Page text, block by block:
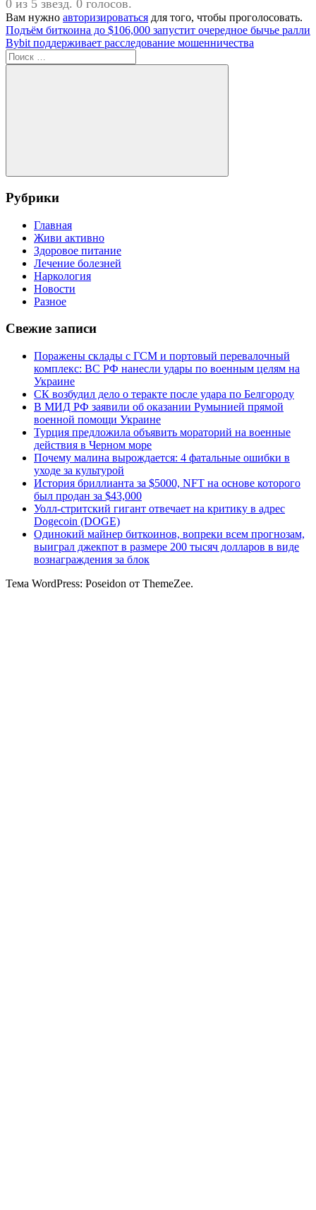
0 из 5 звезд. 0 голосов.
Вам нужно авторизироваться для того, чтобы проголосовать.
Навигация
по
записям
Предыдущая
запись:
Подъём биткоина до $106,000 запустит очередное бычье ралли
Следующая
запись:
Bybit поддерживает расследование мошенничества
Поиск
для:
Поиск
Рубрики
Главная
Живи активно
Здоровое питание
Лечение болезней
Наркология
Новости
Разное
Свежие записи
Поражены склады с ГСМ и портовый перевалочный
комплекс: ВС РФ нанесли удары по военным целям на
Украине
СК возбудил дело о теракте после удара по Белгороду
В МИД РФ заявили об оказании Румынией прямой
военной помощи Украине
Турция предложила объявить мораторий на военные
действия в Черном море
Почему малина вырождается: 4 фатальные ошибки в
уходе за культурой
История бриллианта за $5000, NFT на основе которого
был продан за $43,000
Уолл-стритский гигант отвечает на критику в адрес
Dogecoin (DOGE)
Одинокий майнер биткоинов, вопреки всем прогнозам,
выиграл джекпот в размере 200 тысяч долларов в виде
вознаграждения за блок
Тема WordPress: Poseidon от ThemeZee.